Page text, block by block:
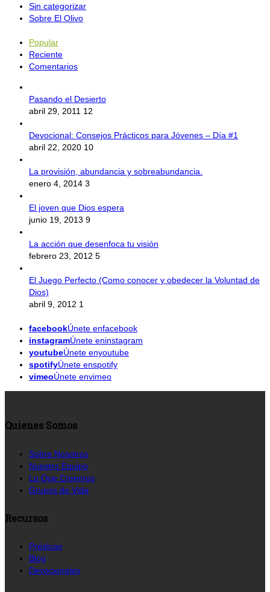
Sin categorizar
Sobre El Olivo
Popular
Reciente
Comentarios
Pasando el Desierto
abril 29, 2011 12
Devocional: Consejos Prácticos para Jóvenes – Día #1
abril 22, 2020 10
La provisión, abundancia y sobreabundancia.
enero 4, 2014 3
El joven que Dios espera
junio 19, 2013 9
La acción que desenfoca tu visión
febrero 23, 2012 5
El Juego Perfecto (Como conocer y obedecer la Voluntad de
Dios)
abril 9, 2012 1
facebookÚnete enfacebook
instagramÚnete eninstagram
youtubeÚnete enyoutube
spotifyÚnete enspotify
vimeoÚnete envimeo
Quienes Somos
Sobre Nosotros
Nuestro Equipo
Lo Que Creemos
Grupos de Vida
Recursos
Prédicas
Blog
Devocionales